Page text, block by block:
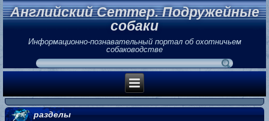
Английский Сеттер. Подружейные
собаки
Информационно-познавательный портал об охотничьем
собаководстве
разделы